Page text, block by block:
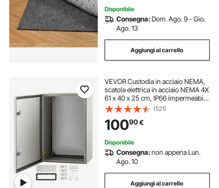
Disponibile
Consegna: Dom. Ago. 9 - Gio.
Ago. 13
Aggiungi al carrello
VEVOR Custodia in acciaio NEMA,
scatola elettrica in acciaio NEMA 4X
61 x 40 x 25 cm, IP66 impermeabile
e antipolvere, scatola di giunzione
elettrica per esterni/interni, con
piastra di montaggio
(521)
10090€
Disponibile
Consegna:non appena Lun.
Ago. 10
Aggiungi al carrello